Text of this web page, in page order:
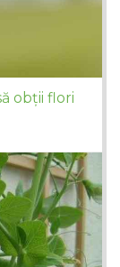
obții flori